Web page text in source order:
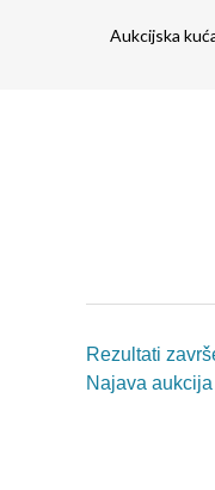
Aukcijska
Rezultati
Najava aukcija